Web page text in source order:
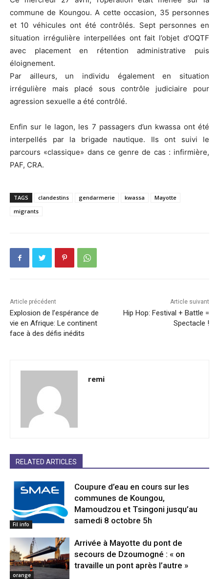
commune de Koungou. A cette occasion, 35 personnes
et 10 véhicules ont été contrôlés. Sept personnes en
situation irrégulière interpellées ont fait l’objet d’OQTF
avec placement en rétention administrative puis
éloignement.
Par ailleurs, un individu également en situation
irrégulière mais placé sous contrôle judiciaire pour
agression sexuelle a été contrôlé.
Enfin sur le lagon, les 7 passagers d’un kwassa ont été
interpellés par la brigade nautique. Ils ont suivi le
parcours «classique» dans ce genre de cas : infirmière,
PAF, CRA.
TAGS clandestins gendarmerie kwassa
Mayotte
migrants
Article précédent
Explosion de l’espérance de
vie en Afrique: Le continent
face à des défis inédits
Article suivant
Hip Hop: Festival + Battle =
Spectacle !
remi
RELATED ARTICLES
Fil info
Coupure d’eau en cours sur les
communes de Koungou,
Mamoudzou et Tsingoni jusqu’au
samedi 8 octobre 5h
orange
Arrivée à Mayotte du pont de
secours de Dzoumogné : « on
travaille un pont après l’autre »